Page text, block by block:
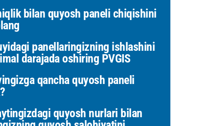
bilan quyosh paneli chiqishini
panellaringizning ishlashini
darajada oshiring PVGIS
qancha quyosh paneli
quyosh nurlari bilan